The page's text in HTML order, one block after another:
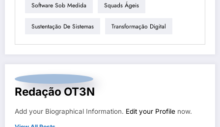
Software Sob Medida Squads Ágeis
Sustentação De Sistemas Transformação Digital
Redação OT3N
Add your Biographical Information. Edit your Profile now.